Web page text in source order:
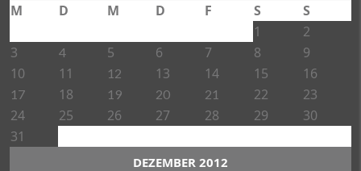
DEZEMBER 2012
M D M D F S
S
1
2
3
4 5 6 7 8
9
10
11 12 13 14 15 16
17 18 19 20 21 22
23
24
25 26 27 28 29
30
31